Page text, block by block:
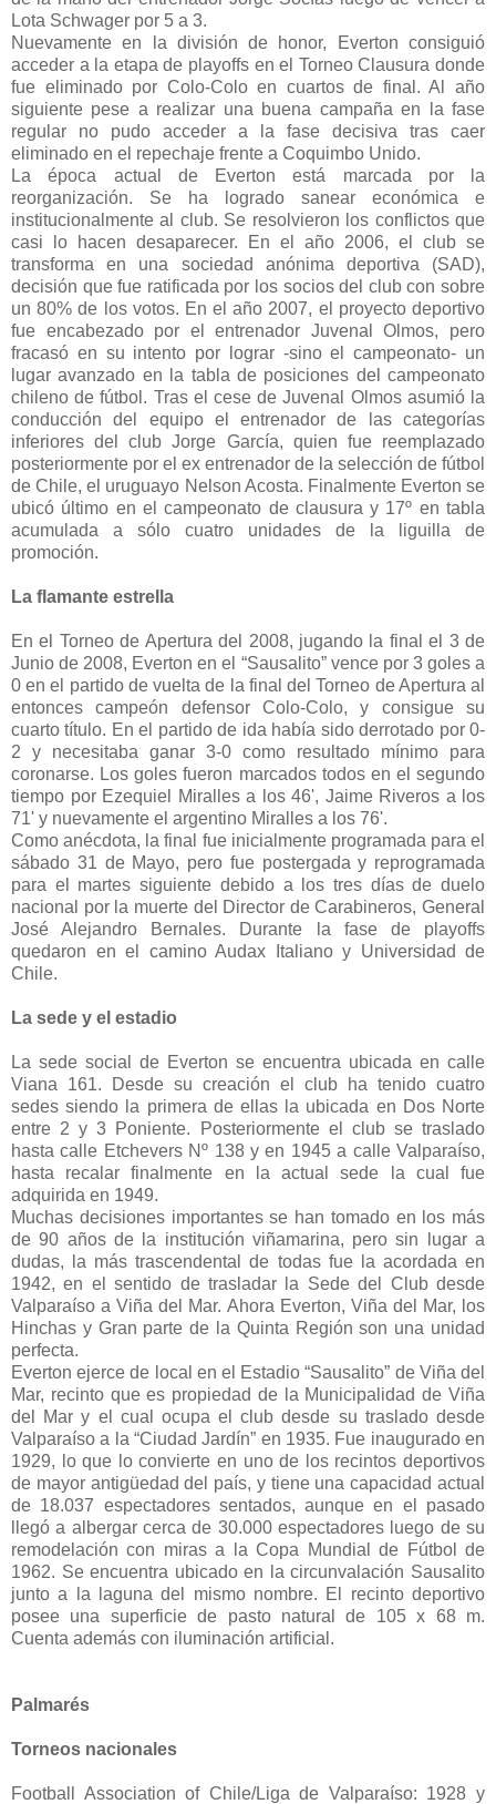
Lota Schwager por 5 a 3.
Nuevamente en la división de honor, Everton consiguió
acceder a la etapa de playoffs en el Torneo Clausura donde
fue eliminado por Colo-Colo en cuartos de final. Al año
siguiente pese a realizar una buena campaña en la fase
regular no pudo acceder a la fase decisiva tras caer
eliminado en el repechaje frente a Coquimbo Unido.
La época actual de Everton está marcada por la
reorganización. Se ha logrado sanear económica e
institucionalmente al club. Se resolvieron los conflictos que
casi lo hacen desaparecer. En el año 2006, el club se
transforma en una sociedad anónima deportiva (SAD),
decisión que fue ratificada por los socios del club con sobre
un 80% de los votos. En el año 2007, el proyecto deportivo
fue encabezado por el entrenador Juvenal Olmos, pero
fracasó en su intento por lograr -sino el campeonato- un
lugar avanzado en la tabla de posiciones del campeonato
chileno de fútbol. Tras el cese de Juvenal Olmos asumió la
conducción del equipo el entrenador de las categorías
inferiores del club Jorge García, quien fue reemplazado
posteriormente por el ex entrenador de la selección de fútbol
de Chile, el uruguayo Nelson Acosta. Finalmente Everton se
ubicó último en el campeonato de clausura y 17º en tabla
acumulada a sólo cuatro unidades de la liguilla de
promoción.
La flamante estrella
En el Torneo de Apertura del 2008, jugando la final el 3 de
Junio de 2008, Everton en el “Sausalito” vence por 3 goles a
0 en el partido de vuelta de la final del Torneo de Apertura al
entonces campeón defensor Colo-Colo, y consigue su
cuarto título. En el partido de ida había sido derrotado por 0-
2 y necesitaba ganar 3-0 como resultado mínimo para
coronarse. Los goles fueron marcados todos en el segundo
tiempo por Ezequiel Miralles a los 46', Jaime Riveros a los
71' y nuevamente el argentino Miralles a los 76'.
Como anécdota, la final fue inicialmente programada para el
sábado 31 de Mayo, pero fue postergada y reprogramada
para el martes siguiente debido a los tres días de duelo
nacional por la muerte del Director de Carabineros, General
José Alejandro Bernales. Durante la fase de playoffs
quedaron en el camino Audax Italiano y Universidad de
Chile.
La sede y el estadio
La sede social de Everton se encuentra ubicada en calle
Viana 161. Desde su creación el club ha tenido cuatro
sedes siendo la primera de ellas la ubicada en Dos Norte
entre 2 y 3 Poniente. Posteriormente el club se traslado
hasta calle Etchevers Nº 138 y en 1945 a calle Valparaíso,
hasta recalar finalmente en la actual sede la cual fue
adquirida en 1949.
Muchas decisiones importantes se han tomado en los más
de 90 años de la institución viñamarina, pero sin lugar a
dudas, la más trascendental de todas fue la acordada en
1942, en el sentido de trasladar la Sede del Club desde
Valparaíso a Viña del Mar. Ahora Everton, Viña del Mar, los
Hinchas y Gran parte de la Quinta Región son una unidad
perfecta.
Everton ejerce de local en el Estadio “Sausalito” de Viña del
Mar, recinto que es propiedad de la Municipalidad de Viña
del Mar y el cual ocupa el club desde su traslado desde
Valparaíso a la “Ciudad Jardín” en 1935. Fue inaugurado en
1929, lo que lo convierte en uno de los recintos deportivos
de mayor antigüedad del país, y tiene una capacidad actual
de 18.037 espectadores sentados, aunque en el pasado
llegó a albergar cerca de 30.000 espectadores luego de su
remodelación con miras a la Copa Mundial de Fútbol de
1962. Se encuentra ubicado en la circunvalación Sausalito
junto a la laguna del mismo nombre. El recinto deportivo
posee una superficie de pasto natural de 105 x 68 m.
Cuenta además con iluminación artificial.
Palmarés
Torneos nacionales
Football Association of Chile/Liga de Valparaíso: 1928 y